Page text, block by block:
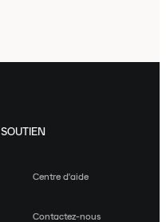
SOUTIEN
Centre d'aide
Contactez-nous